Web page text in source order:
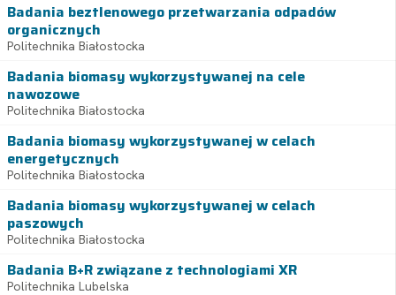
Badania beztlenowego przetwarzania odpadów
organicznych
Politechnika Białostocka
Badania biomasy wykorzystywanej na cele
nawozowe
Politechnika Białostocka
Badania biomasy wykorzystywanej w celach
energetycznych
Politechnika Białostocka
Badania biomasy wykorzystywanej w celach
paszowych
Politechnika Białostocka
Badania B+R związane z technologiami XR
Politechnika Lubelska